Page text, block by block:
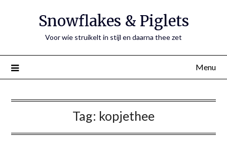
Snowflakes & Piglets
Voor wie struikelt in stijl en daarna thee zet
Menu
Tag: kopjethee